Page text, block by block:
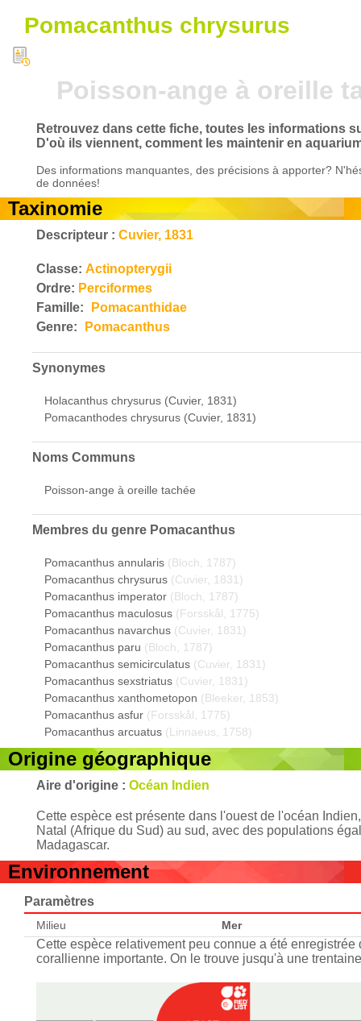
Pomacanthus chrysurus
Poisson-ange à oreille
Retrouvez dans cette fiche, toutes les informations
D'où ils viennent, comment les maintenir en
Des informations manquantes, des précisions à apporter?
de données!
Taxinomie
Descripteur : Cuvier, 1831
Classe: Actinopterygii
Ordre: Perciformes
Famille:
Pomacanthidae
Genre:
Pomacanthus
Synonymes
Holacanthus chrysurus (Cuvier, 1831)
Pomacanthodes chrysurus (Cuvier, 1831)
Noms Communs
Poisson-ange à oreille tachée
Membres du genre Pomacanthus
Pomacanthus annularis (Bloch, 1787)
Pomacanthus chrysurus (Cuvier, 1831)
Pomacanthus imperator (Bloch, 1787)
Pomacanthus maculosus (Forsskål, 1775)
Pomacanthus navarchus (Cuvier, 1831)
Pomacanthus paru (Bloch, 1787)
Pomacanthus semicirculatus (Cuvier, 1831)
Pomacanthus sexstriatus (Cuvier, 1831)
Pomacanthus xanthometopon (Bleeker, 1853)
Pomacanthus asfur (Forsskål, 1775)
Pomacanthus arcuatus (Linnaeus, 1758)
Origine géographique
Aire d'origine : Océan Indien
Cette espèce est présente dans l'ouest de l'océan
Natal (Afrique du Sud) au sud, avec des populations
Madagascar.
Environnement
Paramètres
Milieu Mer
Cette espèce relativement peu connue a été
corallienne importante. On le trouve jusqu'à une